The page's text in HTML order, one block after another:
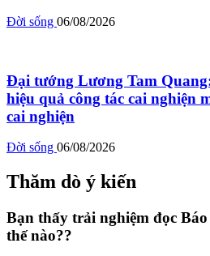
Đời sống 06/08/2026
Đại tướng Lương Tam
hiệu quả công tác cai nghiện
cai nghiện
Đời sống 06/08/2026
Thăm dò ý kiến
Bạn thấy trải nghiệm đọc
thế nào??